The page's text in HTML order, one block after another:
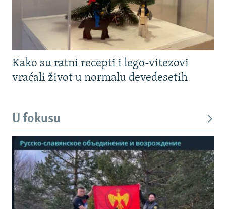
Kako su ratni recepti i lego-vitezovi
vraćali život u normalu devedesetih
U fokusu